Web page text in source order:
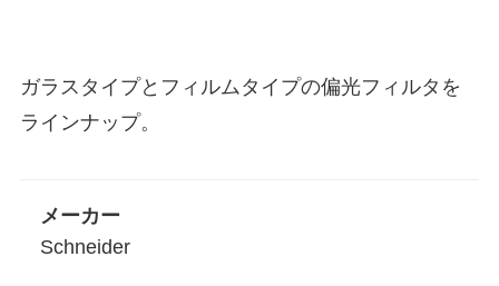
ガラスタイプとフィルムタイプの偏光フィルタを
ラインナップ。
メーカー
Schneider